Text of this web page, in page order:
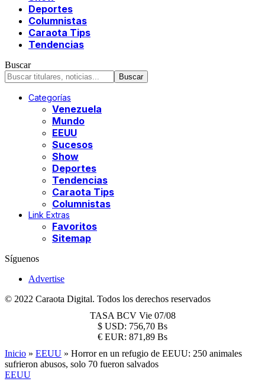
Deportes
Columnistas
Caraota Tips
Tendencias
Buscar
Categorías
Venezuela
Mundo
EEUU
Sucesos
Show
Deportes
Tendencias
Caraota Tips
Columnistas
Link Extras
Favoritos
Sitemap
Síguenos
Advertise
© 2022 Caraota Digital. Todos los derechos reservados
TASA BCV Vie 07/08
$ USD: 756,70 Bs
€ EUR: 871,89 Bs
Inicio » EEUU » Horror en un refugio de EEUU: 250 animales
sufrieron abusos, solo 70 fueron salvados
EEUU